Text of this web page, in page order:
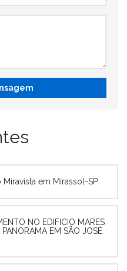
em Mirassol-SP
NO EDIFICIO MARES
EM SÃO JOSÉ